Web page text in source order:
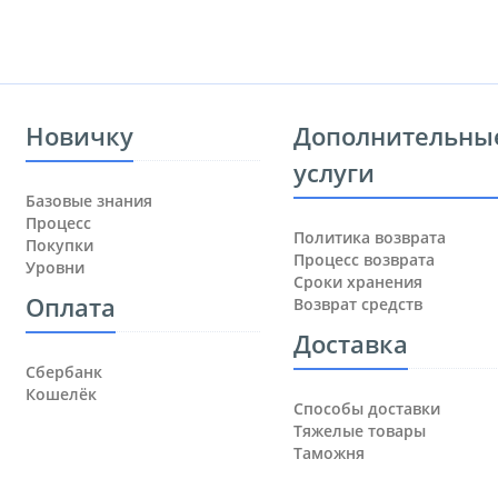
Новичку
Базовые знания
Процесс
Покупки
Уровни
Оплата
Сбербанк
Кошелёк
услуги
Политика возврата
Процесс возврата
Сроки хранения
Возврат средств
Доставка
Способы доставки
Тяжелые товары
Таможня